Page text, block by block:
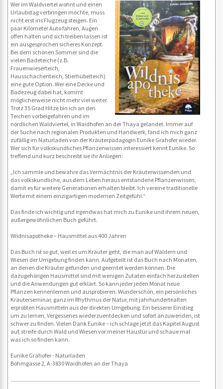
Wer im Waldviertel wohnt und einen
Urlaubstag verbringen möchte, muss
nicht erst ins Flugzeug steigen. Ein
paar Kilometer Auto fahren, Augen
offen halten und sich treiben lassen ist
ein ausgesprochen sicheres Konzept.
Bei dem schönen Sommer sind die
vielen Badeteiche (z.B.
Frauenwieserteich,
Hausschachenteich, Stierhübelteich)
eine gute Option. Wer eine Decke und
Badezeug dabei hat, kommt
möglicherweise nicht mehr viel weiter.
Trotz 35 Grad Hitze bin ich an den
Teichen vorbeigefahren und im
nördlichen Waldviertel, in Waidhofen an der Thaya gelandet. Immer auf
der Suche nach regionalen Produkten und Handwerk, fand ich mich ganz
zufällig im Naturladen von der Kräuterpädagogin Eunike Grahofer wieder.
Wer sich für volkskundliches Pflanzenwissen interessiert kennt Eunike. So
treffend und kurz beschreibt sie ihr Anliegen:
„Ich sammle und bewahre das Vermächtnis der Kräuterwissenden und
das volkskundliche, aus dem Leben heraus entstandene Pflanzenwissen,
damit es für weitere Generationen erhalten bleibt. Ich vereine traditionelle
Werte mit einem einzigartigen modernen Zeitgefühl.“
Das finde ich wichtig und irgendwas hat mich zu Eunike und ihrem neuen,
außergewöhnlichen Buch geführt.
Wildnisapotheke – Hausmittel aus 400 Jahren
Das Buch ist so gut, weil es um Kräuter geht, die man auf Wäldern und
Wiesen der Umgebung finden kann. Aufgeteilt ist das Buch nach Monaten,
an denen die Kräuter gefunden und geerntet werden können. Die
dazugehörigen Hausmittel sind mit wenigen Zutaten einfach herzustellen
und die Anwendungen gut erklärt. So kann jeder jeden Monat neue
Pflanzen kennenlernen und ausprobieren. Wunderschön, ein persönliches
Kräuterseminar, ganz im Rhythmus der Natur, mit jahrhundertealten
erprobten Hausmitteln aus der direkten Umgebung. Ein besserer Einstieg
um zu lernen, Vergessenes wiederzuentdecken und sofort anzuwenden, ist
schwer zu finden. Vielen Dank Eunike – ich schlage jetzt das Kapitel August
auf, streife durch Wald und Wiesen vor meiner Haustür und schaue mal
was ich so finden kann.
Eunike Grahofer - Naturladen
Böhmgasse 2, A-3830 Waidhofen an der Thaya